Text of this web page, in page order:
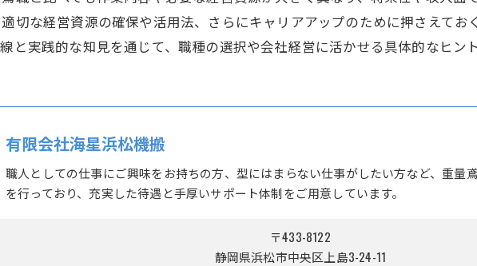
切な経営資源の確保や活用法、さらにキャリアアップのために押さえて
と実践的な知見を通じて、職種の選択や会社経営に活かせる具体的なヒン
有限会社海星浜松機搬
職人としての仕事にご興味をお持ちの方、型にはまらない仕事がしたい方など、重量
を行っており、充実した待遇と手厚いサポート体制をご用意しています。
〒433-8122
静岡県浜松市中央区上島3-24-11